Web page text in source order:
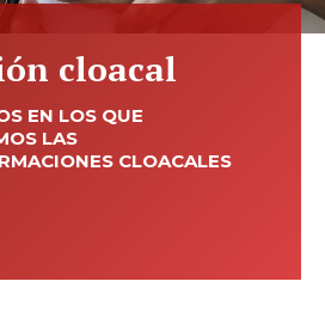
cloacal
EN LOS QUE
LAS
CLOACALES